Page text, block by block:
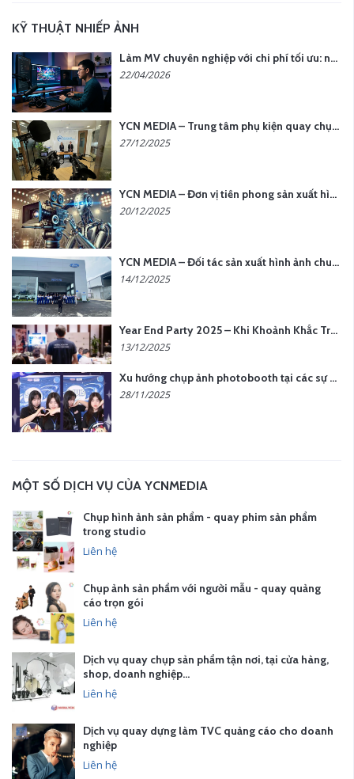
KỸ THUẬT NHIẾP ẢNH
Làm MV chuyên nghiệp với chi phí tối ưu: nên chọn quay thực tế hay video AI?
22/04/2026
YCN MEDIA – Trung tâm phụ kiện quay chụp tại Hà Nội
27/12/2025
YCN MEDIA – Đơn vị tiên phong sản xuất hình ảnh & âm thanh bằng AI tại Hà Nội
20/12/2025
YCN MEDIA – Đối tác sản xuất hình ảnh chuyên nghiệp cho doanh nghiệp tại Hà Nội
14/12/2025
Year End Party 2025 – Khi Khoảnh Khắc Trở Thành Dấu Ấn | Gói Ưu Đãi Tháng 12 Từ YCN Media
13/12/2025
Xu hướng chụp ảnh photobooth tại các sự kiện hiện nay
28/11/2025
MỘT SỐ DỊCH VỤ CỦA YCNMEDIA
Chụp hình ảnh sản phẩm - quay phim sản phẩm
trong studio
Liên hệ
Chụp ảnh sản phẩm với người mẫu - quay quảng
cáo trọn gói
Liên hệ
Dịch vụ quay chụp sản phẩm tận nơi, tại cửa hàng,
shop, doanh nghiệp…
Liên hệ
Dịch vụ quay dựng làm TVC quảng cáo cho doanh
nghiệp
Liên hệ